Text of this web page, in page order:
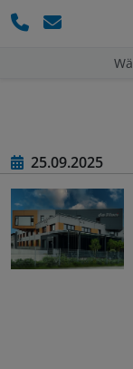
25.09.2025